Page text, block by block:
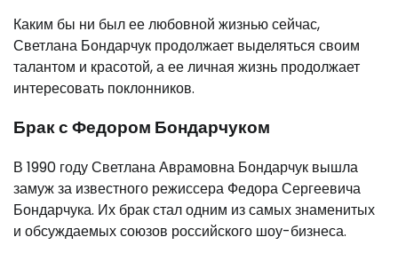
Каким бы ни был ее любовной жизнью сейчас,
Светлана Бондарчук продолжает выделяться своим
талантом и красотой, а ее личная жизнь продолжает
интересовать поклонников.
Брак с Федором Бондарчуком
В 1990 году Светлана Аврамовна Бондарчук вышла
замуж за известного режиссера Федора Сергеевича
Бондарчука. Их брак стал одним из самых знаменитых
и обсуждаемых союзов российского шоу-бизнеса.